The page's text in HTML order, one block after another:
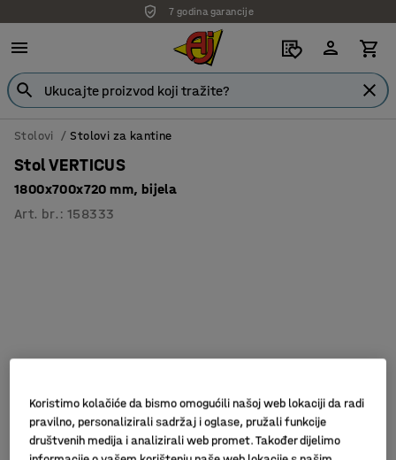
7 godina garancije
Stolovi Stolovi za kantine
Stol VERTICUS
1800x700x720 mm, bijela
Art. br. :158333
Koristimo kolačiće da bismo omogućili našoj web lokaciji da radi
pravilno, personalizirali sadržaj i oglase, pružali funkcije
društvenih medija i analizirali web promet. Također dijelimo